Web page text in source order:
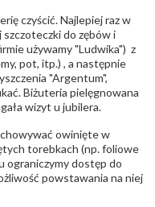
Tel. +48 77 54 90 100;
biuro@stelmach.pl
w wieku poniżej 3 lat
z białego złota
zawierają nikiel
czyścić. Najlepiej raz w
szczoteczki do zębów i
używamy "Ludwika") z
pot, itp.) , a następnie
"Argentum",
Biżuteria pielęgnowana
wizyt u jubilera.
owinięte w
torebkach (np. foliowe
ograniczymy dostęp do
powstawania na niej